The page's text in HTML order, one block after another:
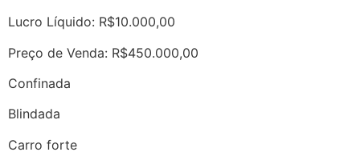
Lucro Líquido: R$10.000,00
Preço de Venda: R$450.000,00
Confinada
Blindada
Carro forte